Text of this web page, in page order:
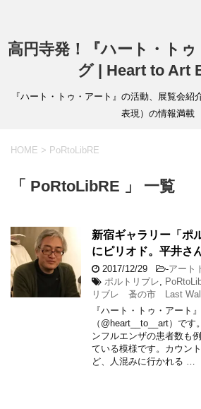
高円寺発！『ハート・ト
グ | Heart to Art
『ハート・トゥ・アート』の活動、展覧会紹
表現）の情報満載
HOME > PoRtoLibRE
「 PoRtoLibRE 」 一覧
新宿ギャラリー「ポ
にピリオド。平井さ
2017/12/29 -アート
ポルトリブレ
リブレ 蚤の市 Last
『ハート・トゥ・アート
（@heart__to__art）で
ンフルエンザの患者数も
ている模様です。カウン
ど、人混みに行かれる …